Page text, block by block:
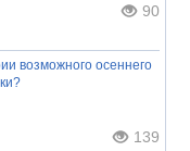
90
возможного осеннего
139